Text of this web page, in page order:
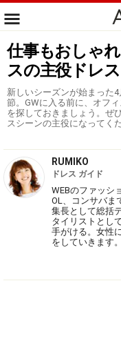
仕事もおしゃ
スの主役ドレス
新しいシーズンが始まった
節。GWに入る前に、オフ
を探しておきましょう。ぜ
スシーンの主役になってく
RUMIKO
ドレス ガイド
WEBのファッシ
OL、コンサバま
集長として総括
タイリストとし
手がける。女性
をしていきます。